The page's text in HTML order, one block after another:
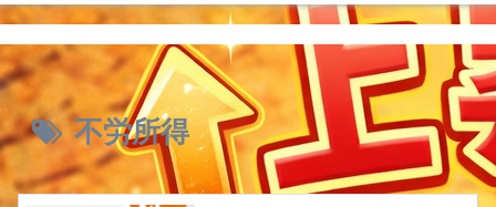
不労所得